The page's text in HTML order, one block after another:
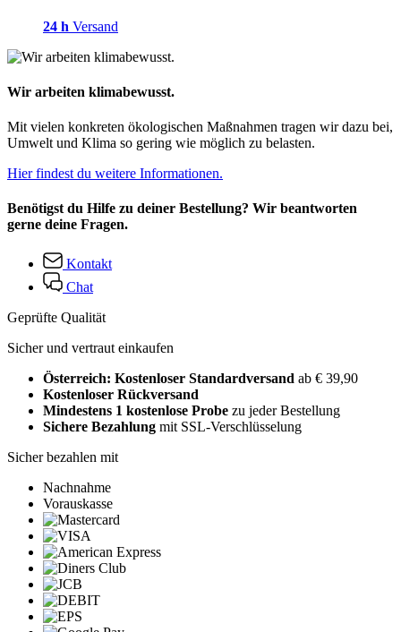
24 h Versand
Wir arbeiten klimabewusst.
Mit vielen konkreten ökologischen Maßnahmen tragen wir dazu bei,
Umwelt und Klima so gering wie möglich zu belasten.
Hier findest du weitere Informationen.
Benötigst du Hilfe zu deiner Bestellung? Wir beantworten
gerne deine Fragen.
Kontakt
Chat
Geprüfte Qualität
Sicher und vertraut einkaufen
Österreich: Kostenloser Standardversand ab € 39,90
Kostenloser Rückversand
Mindestens 1 kostenlose Probe zu jeder Bestellung
Sichere Bezahlung mit SSL-Verschlüsselung
Sicher bezahlen mit
Nachnahme
Vorauskasse